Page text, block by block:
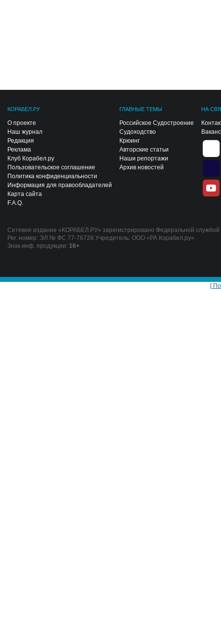
КОРАБЕЛ.РУ
О проекте
Наш журнал
Редакция
Реклама
Клуб Корабел.ру
Пользовательское соглашение
Политика конфиденциальности
Информация для правообладателей
Карта сайта
F.A.Q.
ГЛАВНЫЕ ТЕМЫ
Российское Судостроение
Судоходство
Крюинг
Авторские статьи
Наши репортажи
Архив новостей
НА
Сетевое издание «КОРАБЕЛ.РУ» зарегистрировано Федеральной
Рег. номер: ЭЛ № ФС 77-76728 Учредитель: ООО «РА Корабел.ру»
Знак инф. продукции: 16+
[